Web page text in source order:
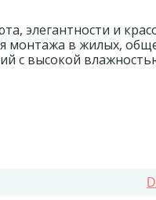
элегантности и
монтажа в жилых,
с высокой